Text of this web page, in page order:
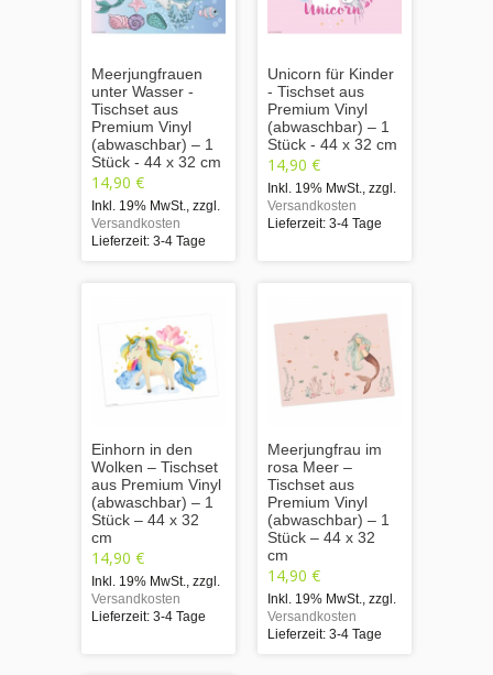
Meerjungfrauen
unter Wasser -
Tischset aus
Premium Vinyl
(abwaschbar) – 1
Stück - 44 x 32 cm
14,90 €
Inkl. 19% MwSt. zzgl.
Versandkosten
Lieferzeit: 3-4 Tage
Unicorn für Kinder
- Tischset aus
Premium Vinyl
(abwaschbar) – 1
Stück - 44 x 32 cm
14,90 €
Inkl. 19% MwSt. zzgl.
Versandkosten
Lieferzeit: 3-4 Tage
Einhorn in den
Wolken – Tischset
aus Premium Vinyl
(abwaschbar) – 1
Stück – 44 x 32
cm
14,90 €
Inkl. 19% MwSt. zzgl.
Versandkosten
Lieferzeit: 3-4 Tage
Meerjungfrau im
rosa Meer –
Tischset aus
Premium Vinyl
(abwaschbar) – 1
Stück – 44 x 32
cm
14,90 €
Inkl. 19% MwSt. zzgl.
Versandkosten
Lieferzeit: 3-4 Tage